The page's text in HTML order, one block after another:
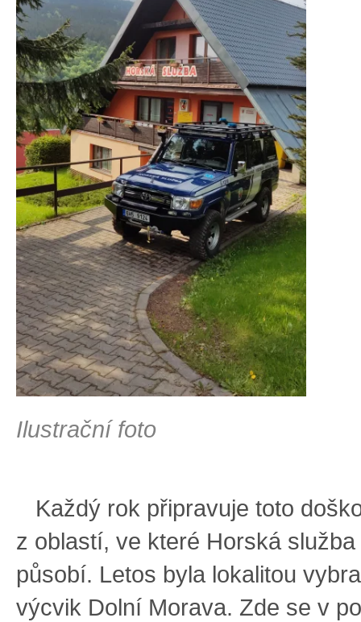
Ilustrační foto
Každý rok připravuje toto
z oblastí, ve které Horská služba
působí. Letos byla lokalitou
výcvik Dolní Morava. Zde se v